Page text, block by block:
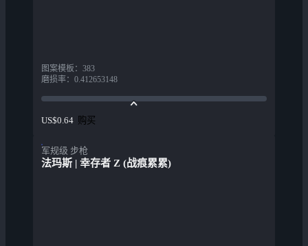
图案模板 ： 383
磨损率： 0.412653148
US$0.64 购买
军规级 步枪
法玛斯 | 幸存者 Z (战痕累累)